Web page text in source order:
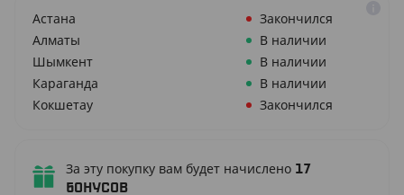
Астана
Закончился
Алматы
В наличии
Шымкент
В наличии
Караганда
В наличии
Кокшетау
Закончился
За эту покупку вам будет начислено 17
бонусов